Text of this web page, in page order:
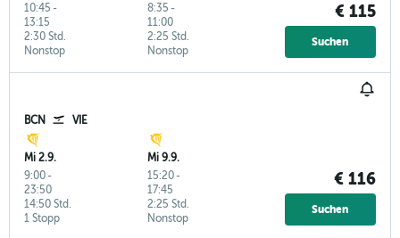
10:45 -
13:15
Nonstop
2:30 Std.
8:35 -
11:00
Nonstop
2:25 Std.
€ 115
Suchen
BCN VIE
Mi 2.9.
9:00-
23:50
1 Stopp
14:50 Std.
Mi 9.9.
15:20-
17:45
Nonstop
2:25 Std.
€ 116
Suchen